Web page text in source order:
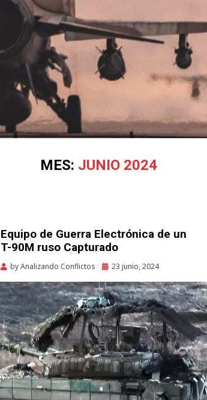
MES: JUNIO 2024
Equipo de Guerra Electrónica de un
T-90M ruso Capturado
byAnalizando Conflictos
Posted
23 junio, 2024